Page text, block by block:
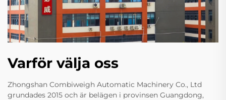
Varför välja oss
Zhongshan Combiweigh Automatic Machinery Co., Ltd
grundades 2015 och är belägen i provinsen Guangdong,